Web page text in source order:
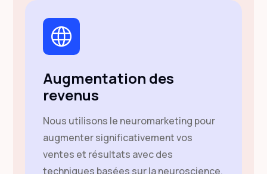
Augmentation des
revenus
Nous utilisons le neuromarketing pour
augmenter significativement vos
ventes et résultats avec des
techniques basées sur la neuroscience.